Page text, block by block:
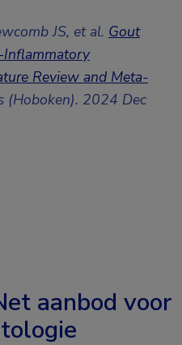
JS, et al. Gout
Review and Meta-
(Hoboken). 2024 Dec
aanbod voor